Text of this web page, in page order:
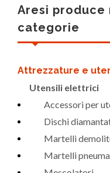
Aresi
categorie
Attrezzature e
Utensili elettrici
Accessori per
Dischi
Martelli
Martelli